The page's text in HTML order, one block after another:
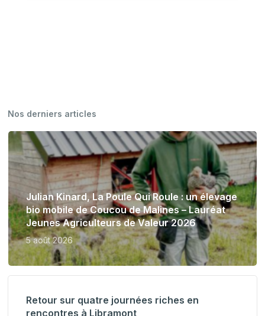
Nos derniers articles
Julian Kinard, La Poule Qui Roule : un élevage
bio mobile de Coucou de Malines – Lauréat
Jeunes Agriculteurs de Valeur 2026
5 août 2026
Retour sur quatre journées riches en
rencontres à Libramont